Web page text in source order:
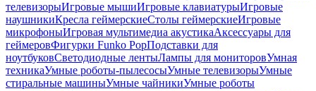
телевизорыИгровые мышиИгровые клавиатурыИгровые
наушникиКресла геймерскиеСтолы геймерскиеИгровые
микрофоныИгровая мультимедиа акустикаАксессуары для
геймеровФигурки Funko PopПодставки для
ноутбуковСветодиодные лентыЛампы для мониторовУмная
техникаУмные роботы-пылесосыУмные телевизорыУмные
стиральные машиныУмные чайникиУмные роботы